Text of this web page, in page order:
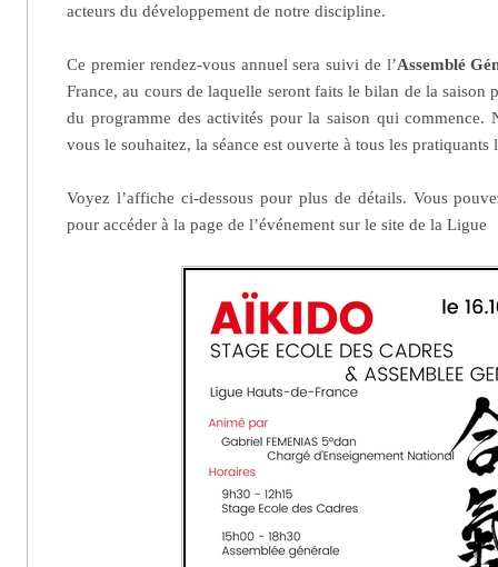
acteurs du développement de notre discipline.
Ce premier rendez-vous annuel sera suivi de l’Assemblé
France, au cours de laquelle seront faits le bilan de la saison
du programme des activités pour la saison qui commence.
vous le souhaitez, la séance est ouverte à tous les pratiquants
Voyez l’affiche ci-dessous pour plus de détails. Vous
pour accéder à la page de l’événement sur le site de la Ligue